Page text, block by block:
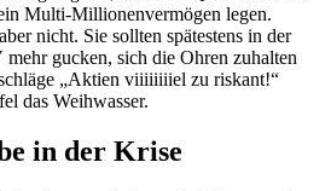
Multi-Millionenvermögen legen.
nicht. Sie sollten spätestens in der
gucken, sich die Ohren zuhalten
„Aktien viiiiiiiiel zu riskant!“
das Weih­wasser.
in der Krise